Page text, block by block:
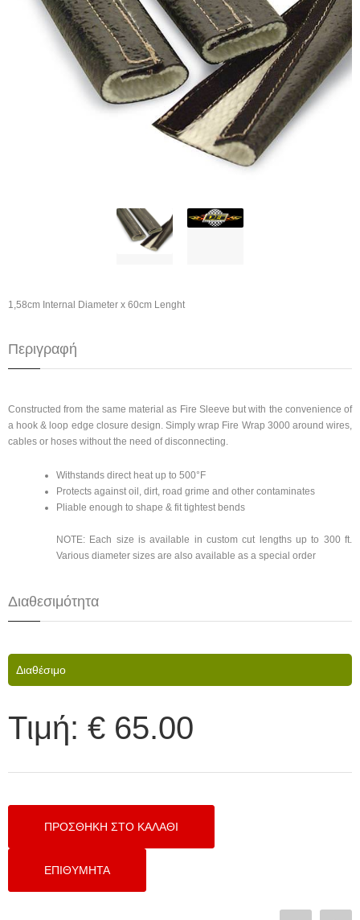
1,58cm Internal Diameter x 60cm Lenght
Περιγραφή
Constructed from the same material as Fire Sleeve but with the convenience of
a hook & loop edge closure design. Simply wrap Fire Wrap 3000 around wires,
cables or hoses without the need of disconnecting.
Withstands direct heat up to 500°F
Protects against oil, dirt, road grime and other contaminates
Pliable enough to shape & fit tightest bends
NOTE: Each size is available in custom cut lengths up to 300 ft.
Various diameter sizes are also available as a special order
Διαθεσιμότητα
Διαθέσιμο
Τιμή: € 65.00